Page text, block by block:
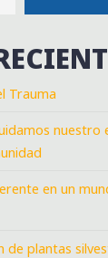
Trauma
nuestro
en un
de plantas